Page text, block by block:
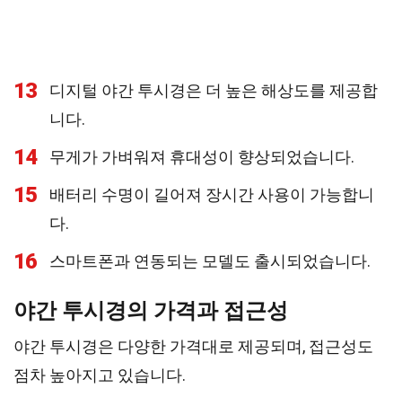
13
디지털 야간 투시경은 더 높은 해상도를 제공합
니다.
14 무게가 가벼워져 휴대성이 향상되었습니다.
15
배터리 수명이 길어져 장시간 사용이 가능합니
다.
16 스마트폰과 연동되는 모델도 출시되었습니다.
야간 투시경의 가격과 접근성
야간 투시경은 다양한 가격대로 제공되며, 접근성도
점차 높아지고 있습니다.